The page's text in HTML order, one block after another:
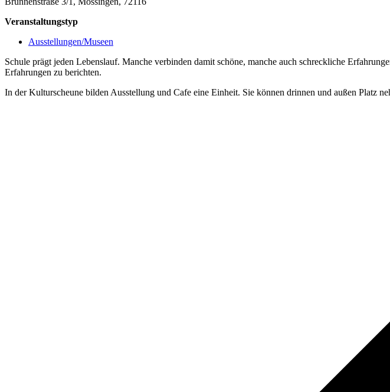
Veranstaltungstyp
Ausstellungen/Museen
Schule prägt jeden Lebenslauf. Manche verbinden damit schöne, manche auch schreckliche
Erfahrungen zu berichten.
In der Kulturscheune bilden Ausstellung und Cafe eine Einheit. Sie können drinnen und außen Platz